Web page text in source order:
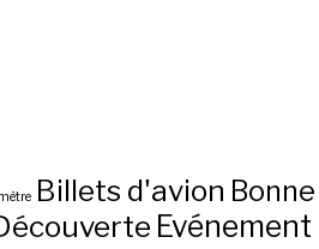
Billets d'avion
Evénement